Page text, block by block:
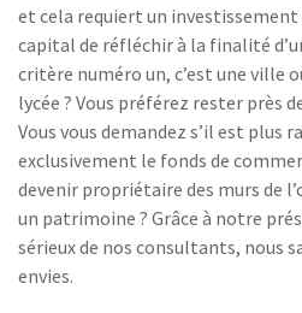
et cela requiert un
capital de réfléchir à la finalité
critère numéro un, c’est une ville
lycée ? Vous préférez rester près
Vous vous demandez s’il est plus
exclusivement le fonds de
devenir propriétaire des murs de
un patrimoine ? Grâce à notre
sérieux de nos consultants, nous
envies.